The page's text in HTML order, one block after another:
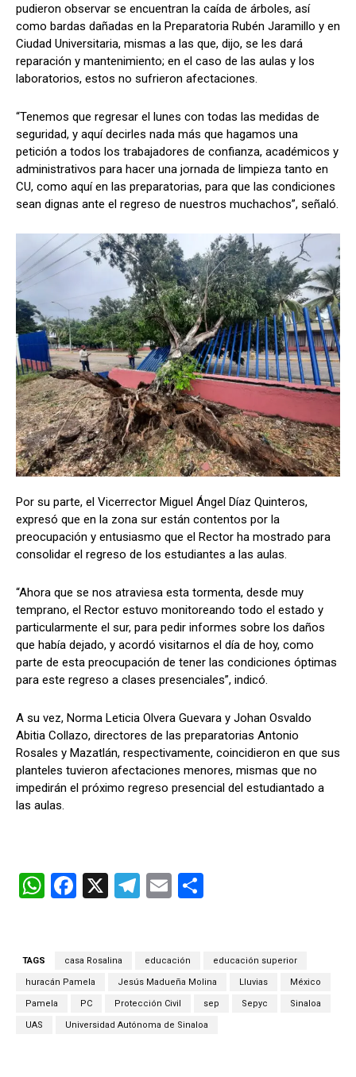
pudieron observar se encuentran la caída de árboles, así
como bardas dañadas en la Preparatoria Rubén Jaramillo y en
Ciudad Universitaria, mismas a las que, dijo, se les dará
reparación y mantenimiento; en el caso de las aulas y los
laboratorios, estos no sufrieron afectaciones.
“Tenemos que regresar el lunes con todas las medidas de
seguridad, y aquí decirles nada más que hagamos una
petición a todos los trabajadores de confianza, académicos y
administrativos para hacer una jornada de limpieza tanto en
CU, como aquí en las preparatorias, para que las condiciones
sean dignas ante el regreso de nuestros muchachos”, señaló.
Por su parte, el Vicerrector Miguel Ángel Díaz Quinteros,
expresó que en la zona sur están contentos por la
preocupación y entusiasmo que el Rector ha mostrado para
consolidar el regreso de los estudiantes a las aulas.
“Ahora que se nos atraviesa esta tormenta, desde muy
temprano, el Rector estuvo monitoreando todo el estado y
particularmente el sur, para pedir informes sobre los daños
que había dejado, y acordó visitarnos el día de hoy, como
parte de esta preocupación de tener las condiciones óptimas
para este regreso a clases presenciales”, indicó.
A su vez, Norma Leticia Olvera Guevara y Johan Osvaldo
Abitia Collazo, directores de las preparatorias Antonio
Rosales y Mazatlán, respectivamente, coincidieron en que sus
planteles tuvieron afectaciones menores, mismas que no
impedirán el próximo regreso presencial del estudiantado a
las aulas.
W
A
p
F
b
o
o
k
X
T
gr
a
m
E
p
ar
tir
TAGS casa Rosalina educación educación superior
huracán Pamela Jesús Madueña Molina Lluvias México
Pamela PC Protección Civil sep Sepyc Sinaloa
UAS Universidad Autónoma de Sinaloa